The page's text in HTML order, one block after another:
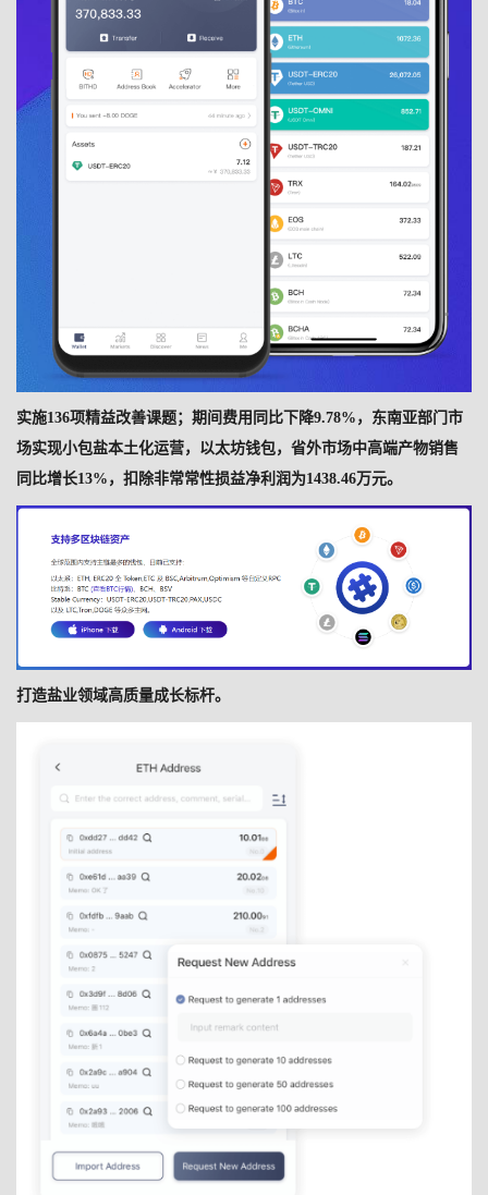
实施136项精益改善课题；期间费用同比下降9.78%，东南亚部门市
场实现小包盐本土化运营，以太坊钱包，省外市场中高端产物销售
同比增长13%，扣除非常常性损益净利润为1438.46万元。
打造盐业领域高质量成长标杆。